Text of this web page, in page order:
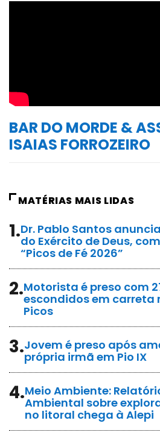
BAR DO MORDE &
ISAIAS FORROZEIRO
MATÉRIAS MAIS LIDAS
1.Dr. Pablo Santos
do Exército de Deus,
“Picos de Fé 2026”
2.Motorista é preso com
escondidos em carreta
Picos
3.Jovem é preso após
própria irmã em Pio IX
4.Meio Ambiente:
Ambiental sobre
no litoral chega à Alepi